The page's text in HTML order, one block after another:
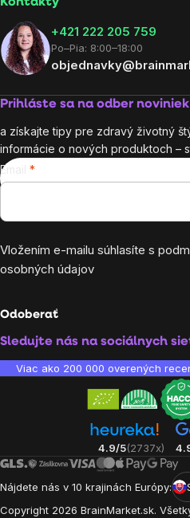
Kontakty
+421 222 205 759
Po–Pia: 8:00–18:00
Prihláste sa na odber noviniek
a získajte tipy pre zdravý životný
informácie o nových produktoch –
Email
Vložením e-mailu súhlasíte s
osobných údajov
Odoberať
Sledujte nás na sociálnych
Viac ako 200 000 overených
4.9/5(2737x)
Nájdete nás v 10 krajinách Európy:
Copyright 2026 BrainMarket.sk.